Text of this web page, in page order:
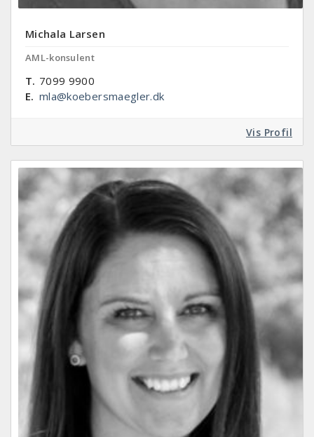
Michala Larsen
AML-konsulent
T. 7099 9900
E. mla@koebersmaegler.dk
Vis Profil